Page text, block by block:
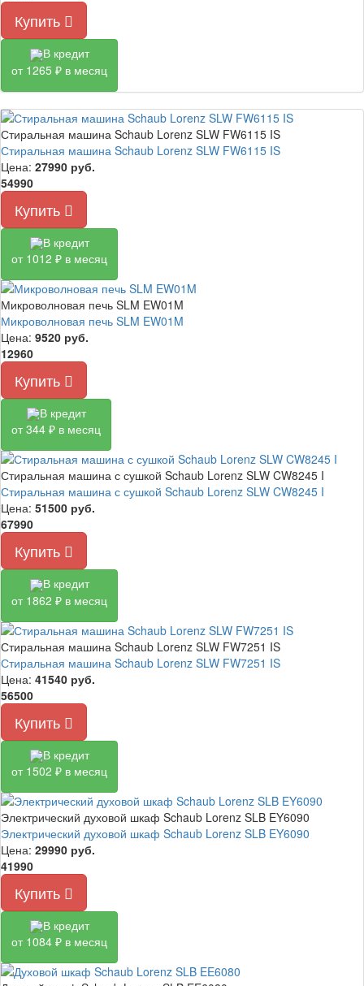
Купить
В кредит
от 1265 ₽ в месяц
Стиральная машина Schaub Lorenz SLW FW6115 IS
Стиральная машина Schaub Lorenz SLW FW6115 IS
Цена: 27990 руб.
54990
Купить
В кредит
от 1012 ₽ в месяц
Микроволновая печь SLM EW01M
Микроволновая печь SLM EW01M
Цена: 9520 руб.
12960
Купить
В кредит
от 344 ₽ в месяц
Стиральная машина с сушкой Schaub Lorenz SLW CW8245 I
Стиральная машина с сушкой Schaub Lorenz SLW CW8245 I
Цена: 51500 руб.
67990
Купить
В кредит
от 1862 ₽ в месяц
Стиральная машина Schaub Lorenz SLW FW7251 IS
Стиральная машина Schaub Lorenz SLW FW7251 IS
Цена: 41540 руб.
56500
Купить
В кредит
от 1502 ₽ в месяц
Электрический духовой шкаф Schaub Lorenz SLB EY6090
Электрический духовой шкаф Schaub Lorenz SLB EY6090
Цена: 29990 руб.
41990
Купить
В кредит
от 1084 ₽ в месяц